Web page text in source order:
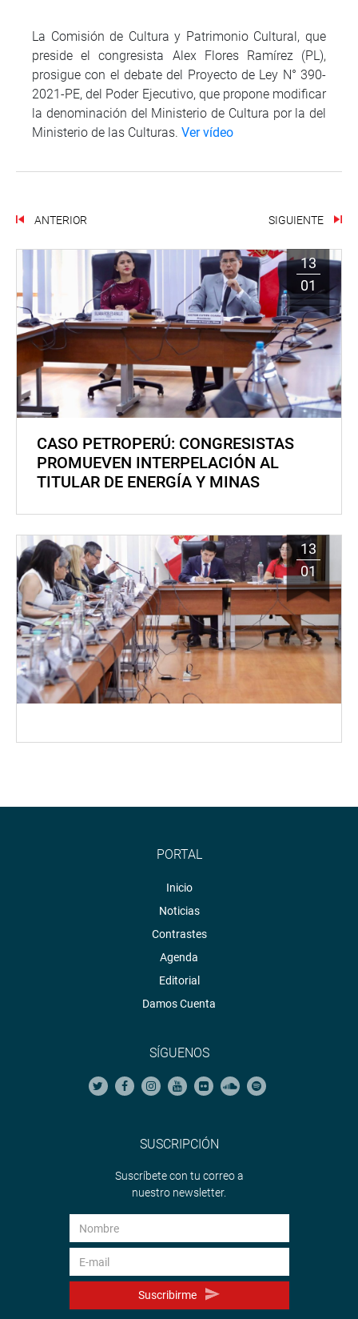
La Comisión de Cultura y Patrimonio Cultural, que
preside el congresista Alex Flores Ramírez (PL),
prosigue con el debate del Proyecto de Ley N° 390-
2021-PE, del Poder Ejecutivo, que propone modificar
la denominación del Ministerio de Cultura por la del
Ministerio de las Culturas. Ver vídeo
ANTERIOR SIGUIENTE
13
01
CASO PETROPERÚ: CONGRESISTAS
PROMUEVEN INTERPELACIÓN AL
TITULAR DE ENERGÍA Y MINAS
13
01
PORTAL
Inicio
Noticias
Contrastes
Agenda
Editorial
Damos Cuenta
SÍGUENOS
SUSCRIPCIÓN
Suscríbete con tu correo a
nuestro newsletter.
Suscribirme